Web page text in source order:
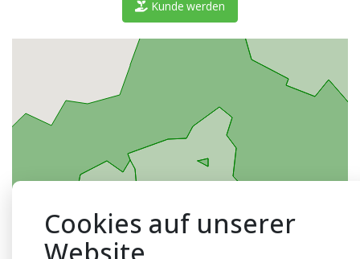
Kunde werden
Cookies auf unserer
Website